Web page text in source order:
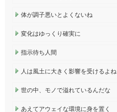
体が調子悪いとよくないね
変化はゆっくり確実に
指示待ち人間
人は風土に大きく影響を受けるよね
世の中、モノで溢れているんだな
あえてアウェイな環境に身を置く